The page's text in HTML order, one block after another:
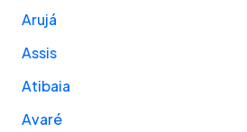
Arujá
Assis
Atibaia
Avaré